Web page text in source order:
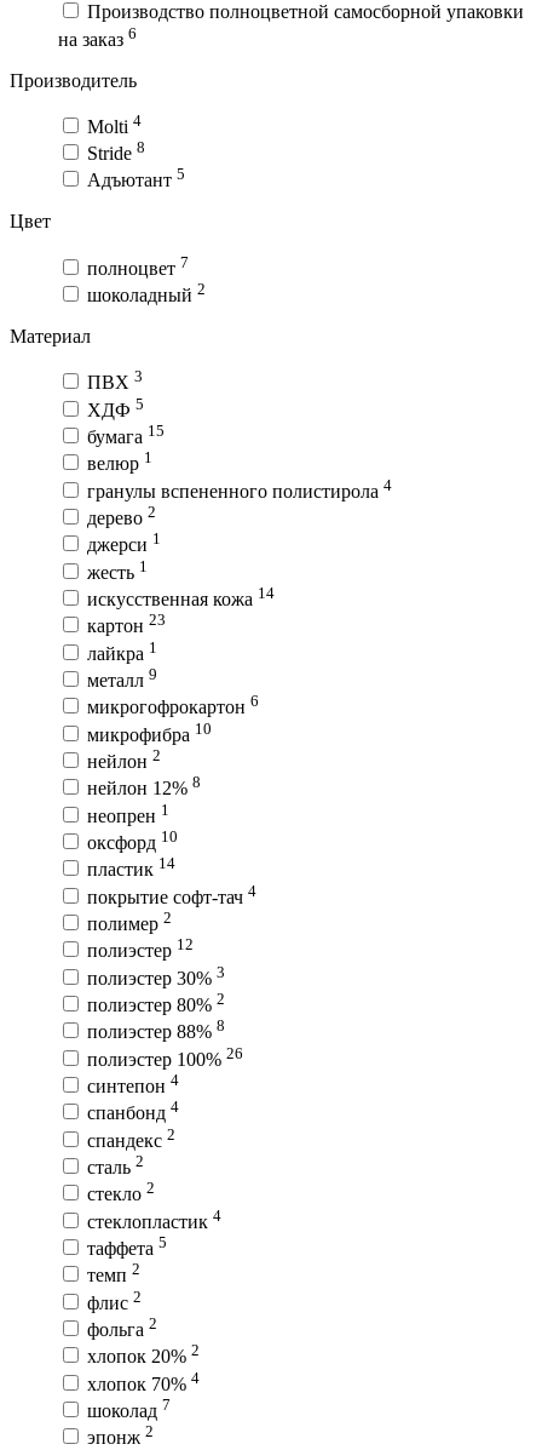
Производство полноцветной самосборной упаковки
на заказ 6
Производитель
Molti 4
Stride 8
Адъютант 5
Цвет
полноцвет 7
шоколадный 2
Материал
ПВХ 3
ХДФ 5
бумага 15
велюр 1
гранулы вспененного полистирола 4
дерево 2
джерси 1
жесть 1
искусственная кожа 14
картон 23
лайкра 1
металл 9
микрогофрокартон 6
микрофибра 10
нейлон 2
нейлон 12% 8
неопрен 1
оксфорд 10
пластик 14
покрытие софт-тач 4
полимер 2
полиэстер 12
полиэстер 30% 3
полиэстер 80% 2
полиэстер 88% 8
полиэстер 100% 26
синтепон 4
спанбонд 4
спандекс 2
сталь 2
стекло 2
стеклопластик 4
таффета 5
темп 2
флис 2
фольга 2
хлопок 20% 2
хлопок 70% 4
шоколад 7
эпонж 2